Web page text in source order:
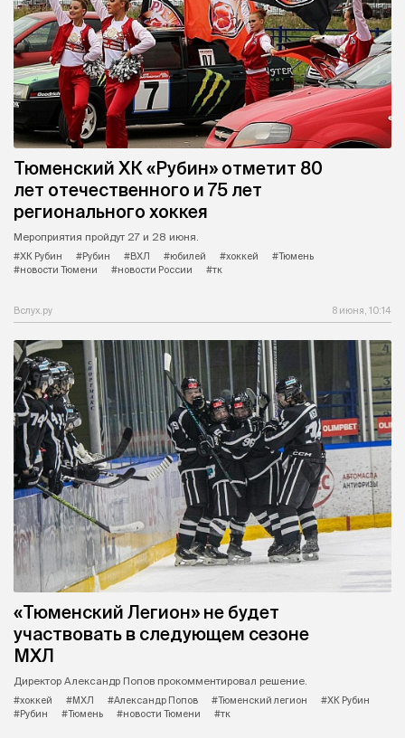
Тюменский ХК «Рубин» отметит 80
лет отечественного и 75 лет
регионального хоккея
Мероприятия пройдут 27 и 28 июня.
#ХК Рубин
#Рубин #ВХЛ #юбилей #хоккей
#Тюмень
#новости Тюмени
#новости России #тк
Вслух.ру 8 июня, 10:14
«Тюменский Легион» не будет
участвовать в следующем сезоне
МХЛ
Директор Александр Попов прокомментировал решение.
#хоккей
#МХЛ #Александр Попов #Тюменский легион
#ХК Рубин
#Рубин
#Тюмень #новости Тюмени #тк